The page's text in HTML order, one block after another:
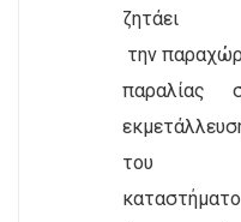
ζητάει
την
παραλίας
του